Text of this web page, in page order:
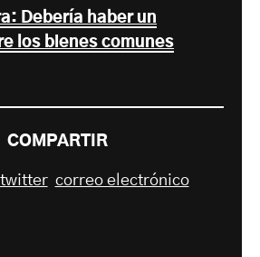
Debería haber un
los bienes comunes
COMPARTIR
twitter correo electrónico